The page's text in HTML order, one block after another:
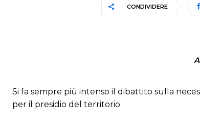
CONDIVIDERE
Si fa sempre più intenso il dibattito sulla
per il presidio del territorio.